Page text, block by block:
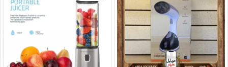
زرد/مشکی
صورتی